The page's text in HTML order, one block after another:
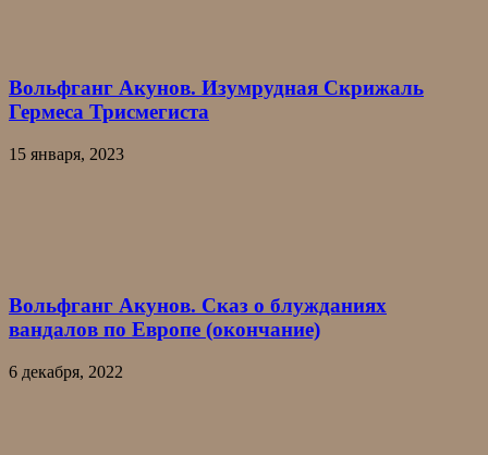
Вольфганг Акунов. Изумрудная Скрижаль
Гермеса Трисмегиста
15 января, 2023
Вольфганг Акунов. Сказ о блужданиях
вандалов по Европе (окончание)
6 декабря, 2022